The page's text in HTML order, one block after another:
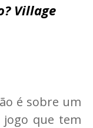
Village
é sobre um
que tem